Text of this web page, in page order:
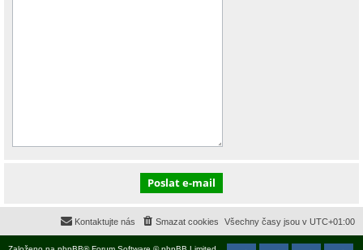
Všechny časy jsou v UTC+01:00
Smazat cookies
Kontaktujte nás